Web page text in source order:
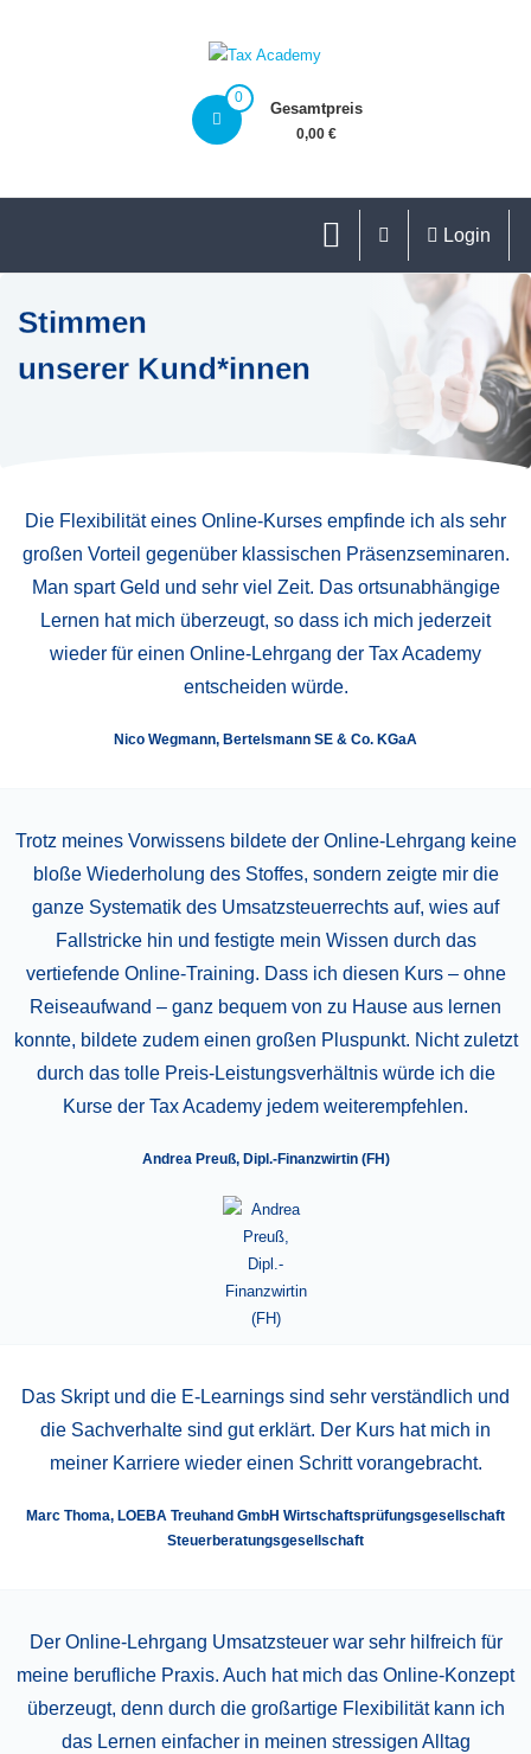
0
Gesamtpreis
0,00 €
Login
Stimmen
unserer Kund*innen
Die Flexibilität eines Online-Kurses empfinde ich als sehr
großen Vorteil gegenüber klassischen Präsenzseminaren.
Man spart Geld und sehr viel Zeit. Das ortsunabhängige
Lernen hat mich überzeugt, so dass ich mich jederzeit
wieder für einen Online-Lehrgang der Tax Academy
entscheiden würde.
Nico Wegmann, Bertelsmann SE & Co. KGaA
Trotz meines Vorwissens bildete der Online-Lehrgang keine
bloße Wiederholung des Stoffes, sondern zeigte mir die
ganze Systematik des Umsatzsteuerrechts auf, wies auf
Fallstricke hin und festigte mein Wissen durch das
vertiefende Online-Training. Dass ich diesen Kurs – ohne
Reiseaufwand – ganz bequem von zu Hause aus lernen
konnte, bildete zudem einen großen Pluspunkt. Nicht zuletzt
durch das tolle Preis-Leistungsverhältnis würde ich die
Kurse der Tax Academy jedem weiterempfehlen.
Andrea Preuß, Dipl.-Finanzwirtin (FH)
Das Skript und die E-Learnings sind sehr verständlich und
die Sachverhalte sind gut erklärt. Der Kurs hat mich in
meiner Karriere wieder einen Schritt vorangebracht.
Marc Thoma, LOEBA Treuhand GmbH Wirtschaftsprüfungsgesellschaft
Steuerberatungsgesellschaft
Der Online-Lehrgang Umsatzsteuer war sehr hilfreich für
meine berufliche Praxis. Auch hat mich das Online-Konzept
überzeugt, denn durch die großartige Flexibilität kann ich
das Lernen einfacher in meinen stressigen Alltag